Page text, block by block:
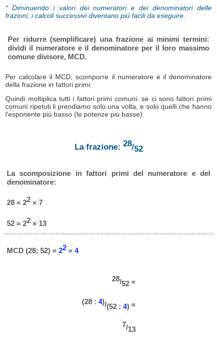
* Diminuendo i valori dei numeratori e dei denominatori delle
frazioni, i calcoli successivi diventano più facili da eseguire.
Per ridurre (semplificare) una frazione ai minimi termini:
dividi il numeratore e il denominatore per il loro massimo
comune divisore, MCD.
Per calcolare il MCD, scomporre il numeratore e il denominatore
della frazione in fattori primi.
Quindi moltiplica tutti i fattori primi comuni: se ci sono fattori primi
comuni ripetuti li prendiamo solo una volta, e solo quelli che hanno
l'esponente più basso (le potenze più basse).
La frazione: 28/52
La scomposizione in fattori primi del numeratore e del
denominatore:
28 = 22× 7
52 = 22× 13
MCD (28; 52) = 22= 4
28/52=
(28 : 4)/(52 : 4)=
7/13